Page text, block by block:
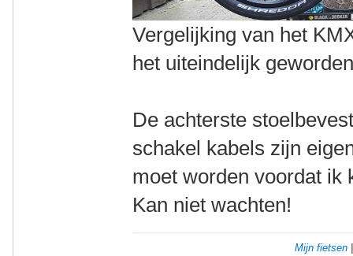
Vergelijking van het
het uiteindelijk
De achterste
schakel kabels zijn
moet worden voordat
Kan niet wachten!
Mijn fietsen